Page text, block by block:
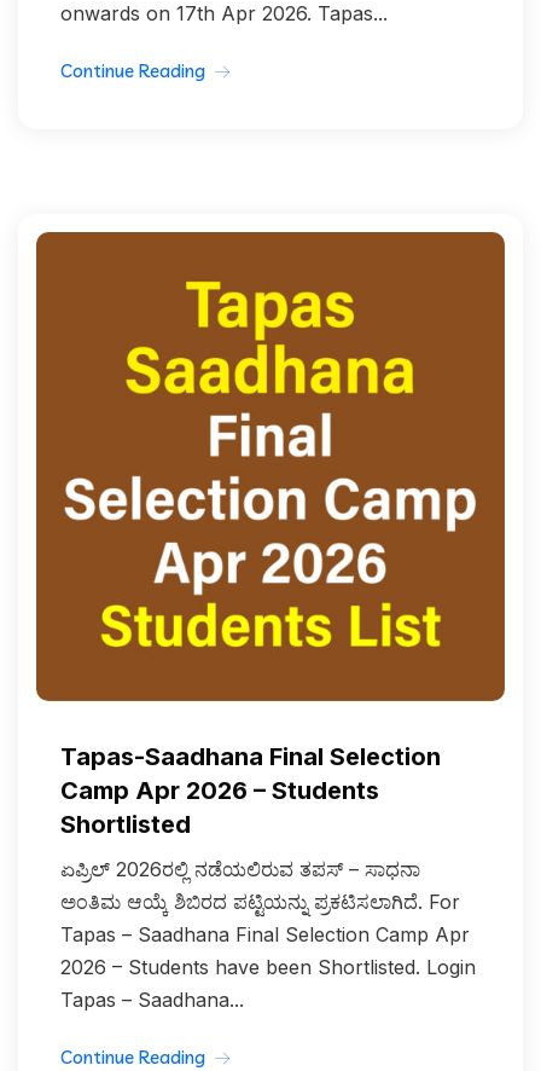
onwards on 17th Apr 2026. Tapas...
Continue Reading
Tapas-Saadhana Final Selection
Camp Apr 2026 – Students
Shortlisted
ಏಪ್ರಿಲ್ 2026ರಲ್ಲಿ ನಡೆಯಲಿರುವ ತಪಸ್ – ಸಾಧನಾ
ಅಂತಿಮ ಆಯ್ಕೆ ಶಿಬಿರದ ಪಟ್ಟಿಯನ್ನು ಪ್ರಕಟಿಸಲಾಗಿದೆ. For
Tapas – Saadhana Final Selection Camp Apr
2026 – Students have been Shortlisted. Login
Tapas – Saadhana...
Continue Reading